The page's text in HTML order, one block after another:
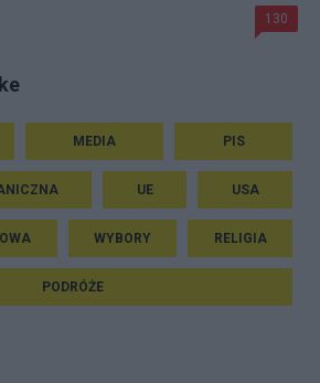
130
MEDIA PIS
UE USA
WYBORY RELIGIA
PODRÓŻE